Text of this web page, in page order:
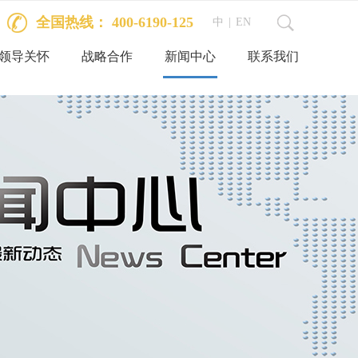
中 EN
全国热线： 400-6190-125
导关怀 战略合作 新闻中心 联系我们